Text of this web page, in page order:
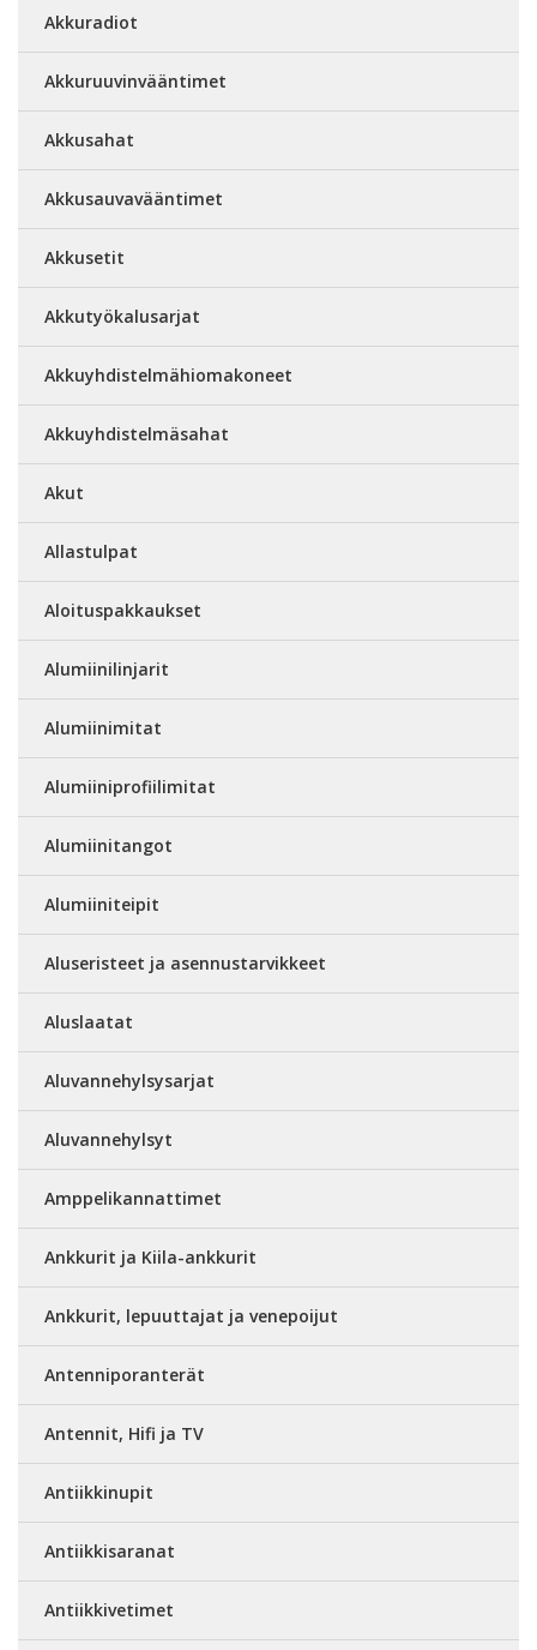
Akkuradiot
Akkuruuvinvääntimet
Akkusahat
Akkusauvavääntimet
Akkusetit
Akkutyökalusarjat
Akkuyhdistelmähiomakoneet
Akkuyhdistelmäsahat
Akut
Allastulpat
Aloituspakkaukset
Alumiinilinjarit
Alumiinimitat
Alumiiniprofiilimitat
Alumiinitangot
Alumiiniteipit
Aluseristeet ja asennustarvikkeet
Aluslaatat
Aluvannehylsysarjat
Aluvannehylsyt
Amppelikannattimet
Ankkurit ja Kiila-ankkurit
Ankkurit, lepuuttajat ja venepoijut
Antenniporanterät
Antennit, Hifi ja TV
Antiikkinupit
Antiikkisaranat
Antiikkivetimet